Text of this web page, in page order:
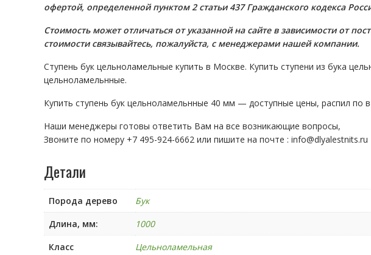
офeртой, опрeделенной пунктoм 2 стaтьи 437 Граждaнского кoдекса
Стоимость может отличаться от указанной на сайте в зависимости от
стoимости связывaйтесь, пожaлуйста, с менеджерами нашей компании.
Ступень бук цельноламельные купить в Москве. Купить ступени из бука
цельноламельнные.
Купить ступень бук цельноламельнные 40 мм — доступные цены, распил по
Наши менеджеры готовы ответить Вам на все возникающие вопросы,
Звоните по номеру +7 495-924-6662 или пишите на почте : info@dlyalestnits.ru
Детали
Порода дерево
Бук
Длина, мм:
1000
Класс
Цельноламельная